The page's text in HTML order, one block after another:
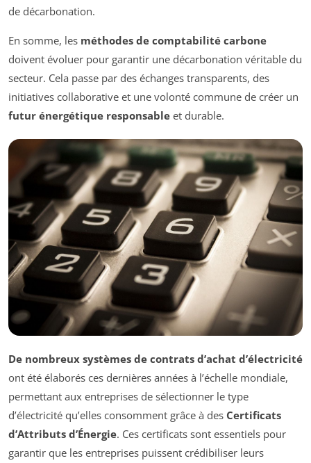
de décarbonation.
En somme, les méthodes de comptabilité carbone
doivent évoluer pour garantir une décarbonation véritable du
secteur. Cela passe par des échanges transparents, des
initiatives collaborative et une volonté commune de créer un
futur énergétique responsable et durable.
De nombreux systèmes de contrats d’achat d’électricité
ont été élaborés ces dernières années à l’échelle mondiale,
permettant aux entreprises de sélectionner le type
d’électricité qu’elles consomment grâce à des Certificats
d’Attributs d’Énergie. Ces certificats sont essentiels pour
garantir que les entreprises puissent crédibiliser leurs